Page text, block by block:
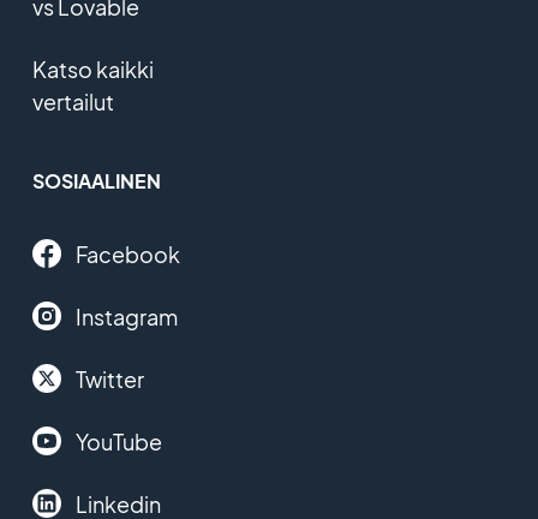
vs Lovable
Katso kaikki
vertailut
SOSIAALINEN
Facebook
Instagram
Twitter
YouTube
Linkedin